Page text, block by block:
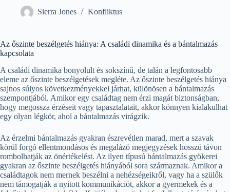
Sierra Jones Konfliktus
Az őszinte beszélgetés hiánya: A családi dinamika és a bántalmazás
kapcsolata
A családi dinamika bonyolult és sokszínű, de talán a legfontosabb
eleme az őszinte beszélgetések megléte. Az őszinte beszélgetés hiánya
sajnos súlyos következményekkel járhat, különösen a bántalmazás
szempontjából. Amikor egy családtag nem érzi magát biztonságban,
hogy megossza érzéseit vagy tapasztalatait, akkor könnyen kialakulhat
egy olyan légkör, ahol a bántalmazás virágzik.
Az érzelmi bántalmazás gyakran észrevétlen marad, mert a szavak
körül forgó ellentmondásos és megalázó megjegyzések hosszú távon
rombolhatják az önértékelést. Az ilyen típusú bántalmazás gyökerei
gyakran az őszinte beszélgetés hiányából sora származnak. Amikor a
családtagok nem mernek beszélni a nehézségeikről, vagy ha a szülők
nem támogatják a nyitott kommunikációt, akkor a gyermekek és a